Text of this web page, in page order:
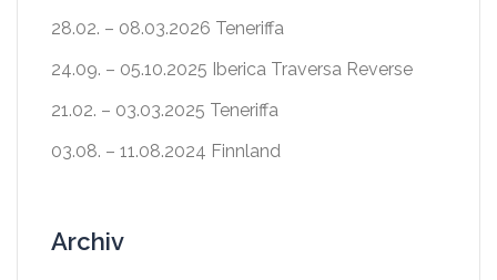
28.02. – 08.03.2026 Teneriffa
24.09. – 05.10.2025 Iberica Traversa Reverse
21.02. – 03.03.2025 Teneriffa
03.08. – 11.08.2024 Finnland
Archiv